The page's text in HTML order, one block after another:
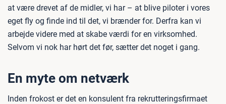
at være drevet af de midler, vi har – at blive piloter i vores
eget fly og finde ind til det, vi brænder for. Derfra kan vi
arbejde videre med at skabe værdi for en virksomhed.
Selvom vi nok har hørt det før, sætter det noget i gang.
En myte om netværk
Inden frokost er det en konsulent fra rekrutteringsfirmaet